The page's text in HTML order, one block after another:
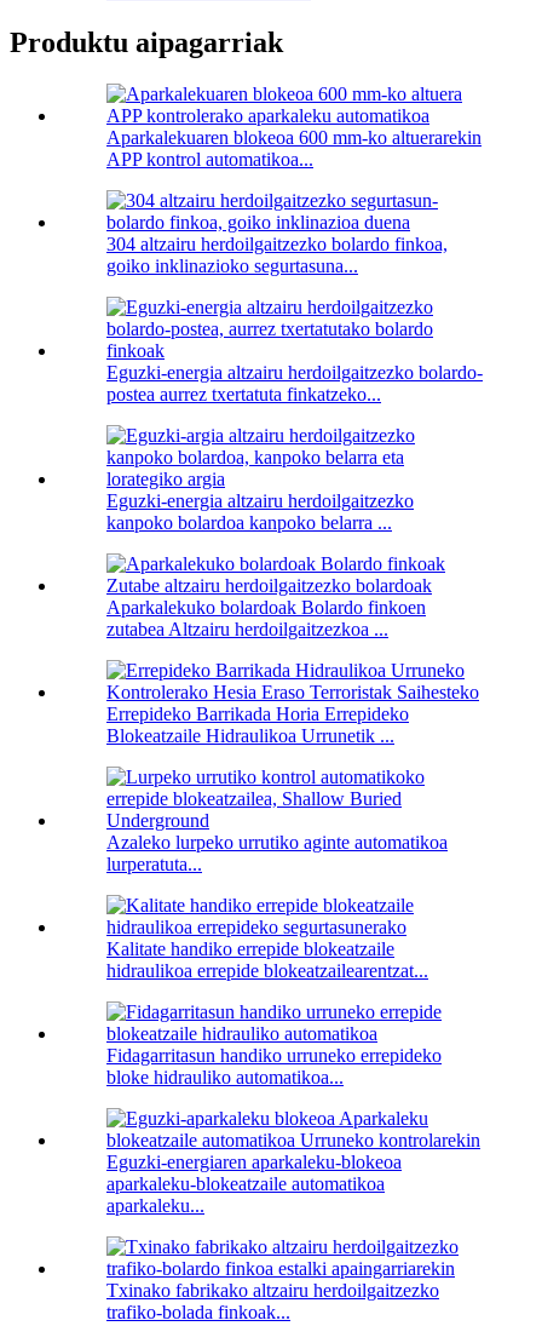
Produktu aipagarriak
Aparkalekuaren blokeoa 600 mm-ko altuerarekin
APP kontrol automatikoa...
304 altzairu herdoilgaitzezko bolardo finkoa,
goiko inklinazioko segurtasuna...
Eguzki-energia altzairu herdoilgaitzezko bolardo-
postea aurrez txertatuta finkatzeko...
Eguzki-energia altzairu herdoilgaitzezko
kanpoko bolardoa kanpoko belarra ...
Aparkalekuko bolardoak Bolardo finkoen
zutabea Altzairu herdoilgaitzezkoa ...
Errepideko Barrikada Horia Errepideko
Blokeatzaile Hidraulikoa Urrunetik ...
Azaleko lurpeko urrutiko aginte automatikoa
lurperatuta...
Kalitate handiko errepide blokeatzaile
hidraulikoa errepide blokeatzailearentzat...
Fidagarritasun handiko urruneko errepideko
bloke hidrauliko automatikoa...
Eguzki-energiaren aparkaleku-blokeoa
aparkaleku-blokeatzaile automatikoa
aparkaleku...
Txinako fabrikako altzairu herdoilgaitzezko
trafiko-bolada finkoak...